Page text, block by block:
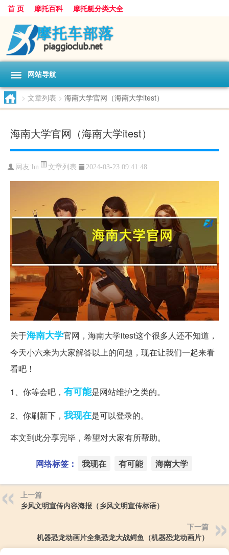
首 页 摩托百科 摩托艇分类大全
网站导航
> 文章列表 > 海南大学官网（海南大学itest）
海南大学官网（海南大学itest）
网友:hn 文章列表 2024-03-23 09:41:48
关于海南大学官网，海南大学itest这个很多人还不知道，
今天小六来为大家解答以上的问题，现在让我们一起来看
看吧！
1、你等会吧， 有可能是网站维护之类的。
2、你刷新下， 我现在是可以登录的。
本文到此分享完毕，希望对大家有所帮助。
网络标签： 我现在 有可能 海南大学
上一篇
乡风文明宣传内容海报（乡风文明宣传标语）
下一篇
机器恐龙动画片全集恐龙大战鳄鱼（机器恐龙动画片）